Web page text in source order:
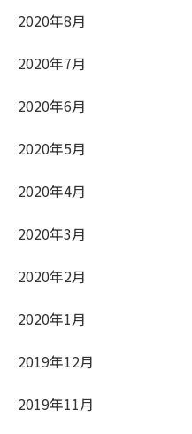
2020年8月
2020年7月
2020年6月
2020年5月
2020年4月
2020年3月
2020年2月
2020年1月
2019年12月
2019年11月